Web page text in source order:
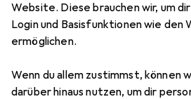
Website. Diese brauchen wir, um
Login und Basisfunktionen wie den
ermöglichen.
Wenn du allem zustimmst, können
darüber hinaus nutzen, um dir
−5%
Blakläder leichte
Stretch
EUR
119,98